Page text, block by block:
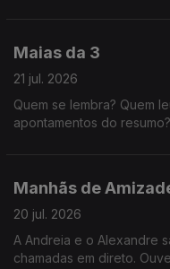
Maias da 3
21 jul. 2026
Quem se lembra? Quem
apontamentos do
Manhãs de
20 jul. 2026
A Andreia e o Alexandre
chamadas em direto.